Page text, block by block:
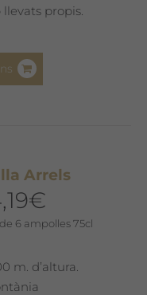
propis.
opcions
poden
a
Arrels
€
6 ampolles 75cl
m. d’altura.